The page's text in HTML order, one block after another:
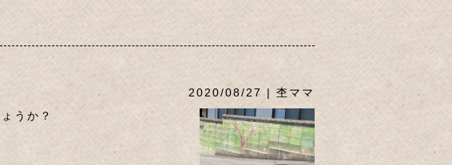
2020/08/27 | 杢ママ
うか？